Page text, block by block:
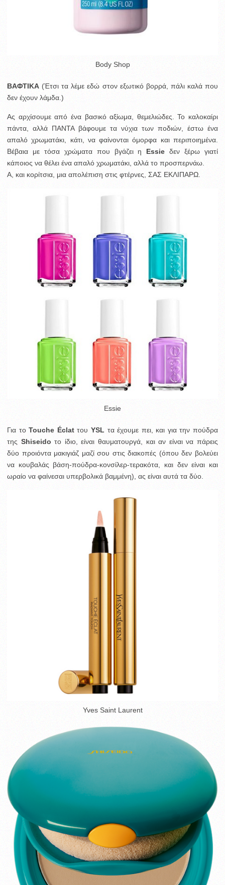
Body Shop
ΒΑΦΤΙΚΑ(Έτσι τα λέμε εδώ στον εξωτικό βορρά, πάλι καλά που
δεν έχουν λάμδα.)
Ας αρχίσουμε από ένα βασικό αξίωμα, θεμελιώδες. Το καλοκαίρι
πάντα, αλλά ΠΑΝΤΑ βάφουμε τα νύχια των ποδιών, έστω ένα
απαλό χρωματάκι, κάτι, να φαίνονται όμορφα και περιποιημένα.
Βέβαια με τόσα χρώματα που βγάζει η Essie δεν ξέρω γιατί
κάποιος να θέλει ένα απαλό χρωματάκι, αλλά το προσπερνάω.
Α, και κορίτσια, μια απολέπιση στις φτέρνες, ΣΑΣ ΕΚΛΙΠΑΡΩ.
Essie
Για τοTouche Éclatτου YSLτα έχουμε πει, και για την πούδρα
της Shiseido το ίδιο, είναι θαυματουργά, και αν είναι να πάρεις
δύο προιόντα μακιγιάζ μαζί σου στις διακοπές (όπου δεν βολεύει
να κουβαλάς βάση-πούδρα-κονσίλερ-τερακότα, και δεν είναι και
ωραίο να φαίνεσαι υπερβολικά βαμμένη), ας είναι αυτά τα δύο.
Yves Saint Laurent